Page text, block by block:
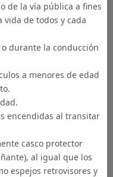
de la vía pública a fines
de todos y cada
durante la conducción
a menores de edad
encendidas al transitar
casco protector
al igual que los
espejos retrovisores y